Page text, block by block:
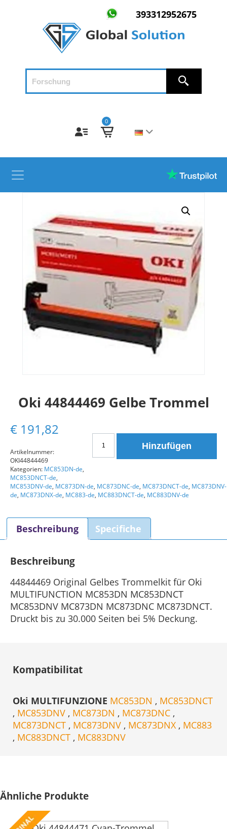
393312952675
0
Oki 44844469 Gelbe Trommel
€ 191,82
44844469
Gelbe
Menge
Hinzufügen
Artikelnummer:
OKI44844469
Kategorien: MC853DN-de,
MC853DNCT-de,
MC853DNV-de, MC873DN-de, MC873DNC-de, MC873DNCT-de, MC873DNV-
de, MC873DNX-de, MC883-de, MC883DNCT-de, MC883DNV-de
Beschreibung Specifiche
Beschreibung
44844469 Original Gelbes Trommelkit für Oki
MULTIFUNCTION MC853DN MC853DNCT
MC853DNV MC873DN MC873DNC MC873DNCT.
Druckt bis zu 30.000 Seiten bei 5% Deckung.
Kompatibilitat
Oki MULTIFUNZIONE MC853DN , MC853DNCT
, MC853DNV , MC873DN , MC873DNC ,
MC873DNCT , MC873DNV , MC873DNX , MC883
, MC883DNCT , MC883DNV
Ähnliche Produkte